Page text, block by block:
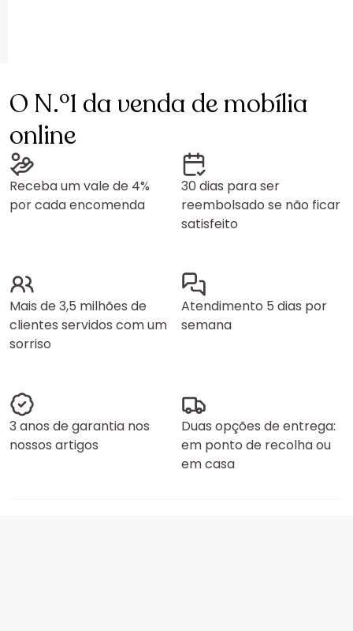
O N.º1 da venda de mobília
online
Receba um vale de 4%
por cada encomenda
30 dias para ser
reembolsado se não ficar
satisfeito
Mais de 3,5 milhões de
clientes servidos com um
sorriso
Atendimento 5 dias por
semana
3 anos de garantia nos
nossos artigos
Duas opções de entrega:
em ponto de recolha ou
em casa